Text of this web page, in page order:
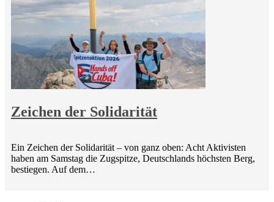
Zeichen der Solidarität
Ein Zeichen der Solidarität – von ganz oben: Acht Aktivisten
haben am Samstag die Zugspitze, Deutschlands höchsten Berg,
bestiegen. Auf dem…